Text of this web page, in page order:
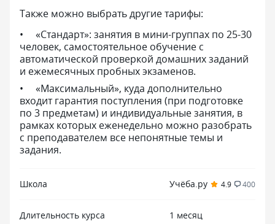
Также можно выбрать другие тарифы:
«Стандарт»: занятия в мини-группах по 25-30
человек, самостоятельное обучение с
автоматической проверкой домашних заданий
и ежемесячных пробных экзаменов.
«Максимальный», куда дополнительно
входит гарантия поступления (при подготовке
по 3 предметам) и индивидуальные занятия, в
рамках которых еженедельно можно разобрать
с преподавателем все непонятные темы и
задания.
Школа Учёба.ру 4.9 400
Длительность курса 1 месяц